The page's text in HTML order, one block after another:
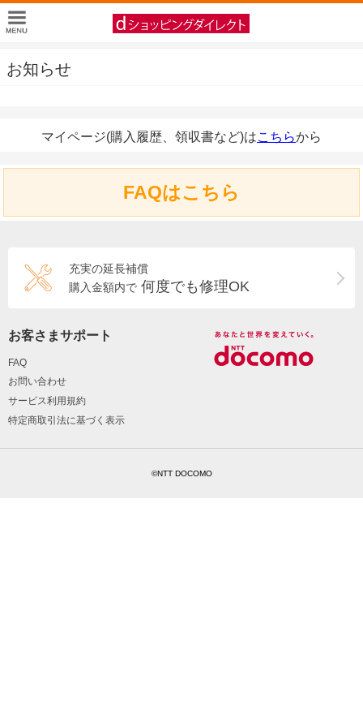
お知らせ
マイページ(購入履歴、領収書など)はこちらから
FAQはこちら
充実の延長補償
購入金額内で 何度でも修理OK
お客さまサポート
FAQ
お問い合わせ
サービス利用規約
特定商取引法に基づく表示
©NTT DOCOMO